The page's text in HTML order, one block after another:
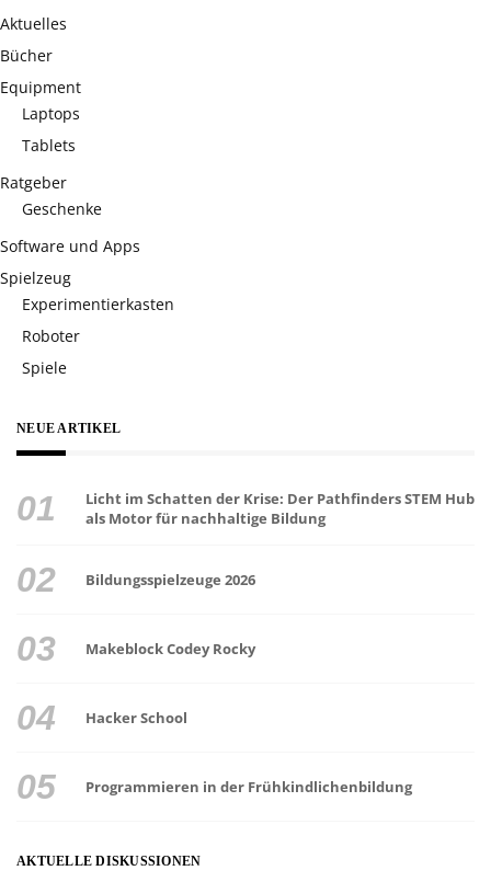
Aktuelles
Bücher
Equipment
Laptops
Tablets
Ratgeber
Geschenke
Software und Apps
Spielzeug
Experimentierkasten
Roboter
Spiele
NEUE ARTIKEL
Licht im Schatten der Krise: Der Pathfinders STEM Hub
als Motor für nachhaltige Bildung
Bildungsspielzeuge 2026
Makeblock Codey Rocky
Hacker School
Programmieren in der Frühkindlichenbildung
AKTUELLE DISKUSSIONEN